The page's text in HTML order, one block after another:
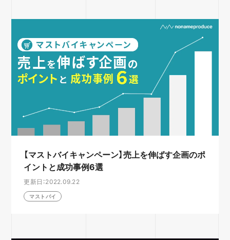
【マストバイキャンペーン】売上を伸ばす企画のポ
イントと成功事例6選
更新日：2022.09.22
マストバイ